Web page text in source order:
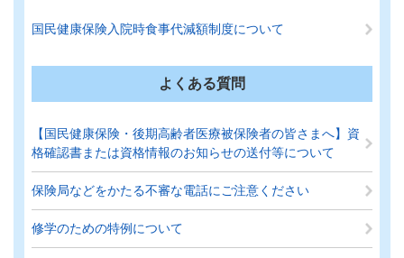
国民健康保険入院時食事代減額制度について
よくある質問
【国民健康保険・後期高齢者医療被保険者の皆さまへ】資
格確認書または資格情報のお知らせの送付等について
保険局などをかたる不審な電話にご注意ください
修学のための特例について